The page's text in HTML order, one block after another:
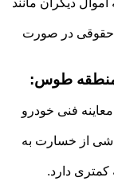
دیگران مانند
حقوقی در صورت
منطقه طوس:
فنی خودرو
از خسارت به
کمتری دارد.